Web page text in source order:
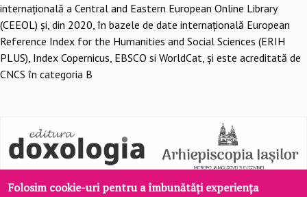
internațională a Central and Eastern European Online Library
(CEEOL) și, din 2020, în bazele de date internațională European
Reference Index for the Humanities and Social Sciences (ERIH
PLUS), Index Copernicus, EBSCO si WorldCat, și este acreditată de
CNCS în categoria B
Folosim cookie-uri pentru a îmbunătăți experiența